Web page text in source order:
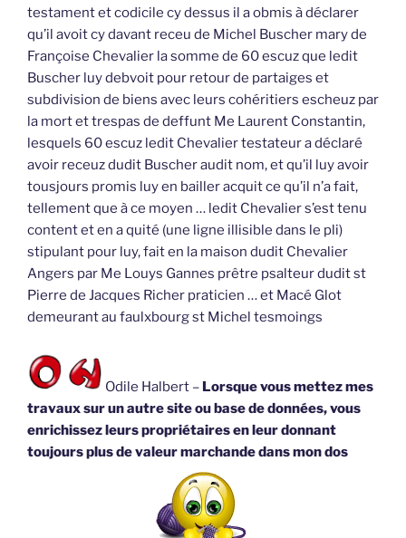
testament et codicile cy dessus il a obmis à déclarer
qu’il avoit cy davant receu de Michel Buscher mary de
Françoise Chevalier la somme de 60 escuz que ledit
Buscher luy debvoit pour retour de partaiges et
subdivision de biens avec leurs cohéritiers escheuz par
la mort et trespas de deffunt Me Laurent Constantin,
lesquels 60 escuz ledit Chevalier testateur a déclaré
avoir receuz dudit Buscher audit nom, et qu’il luy avoir
tousjours promis luy en bailler acquit ce qu’il n’a fait,
tellement que à ce moyen … ledit Chevalier s’est tenu
content et en a quité (une ligne illisible dans le pli)
stipulant pour luy, fait en la maison dudit Chevalier
Angers par Me Louys Gannes prêtre psalteur dudit st
Pierre de Jacques Richer praticien … et Macé Glot
demeurant au faulxbourg st Michel tesmoings
Odile Halbert – Lorsque vous mettez mes
travaux sur un autre site ou base de données, vous
enrichissez leurs propriétaires en leur donnant
toujours plus de valeur marchande dans mon dos